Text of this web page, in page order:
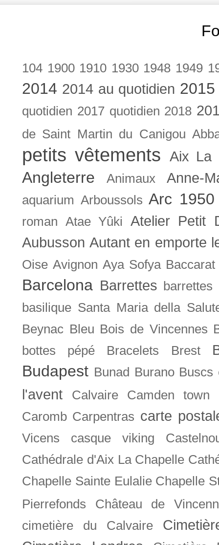
104 1900 1910 1930 1948 1949
2014 2014 au quotidien
quotidien 2017 quotidien 2018
de Saint Martin du Canigou
petits vêtements Aix La
Angleterre Animaux Anne-
aquarium Arboussols Arc 1950
roman Atae Yûki
Atelier Petit
Aubusson Autant en emporte
Oise Avignon Aya Sofya Baccarat
Barcelona Barrettes barrettes
basilique Santa Maria della
Beynac Bleu Bois de Vincennes
bottes pépé
Bracelets Brest
Budapest Bunad Burano Buscs
l'avent Calvaire Camden town
Caromb Carpentras carte
Vicens casque viking
Cathédrale d'Aix La Chapelle
Chapelle Sainte Eulalie Chapelle
Pierrefonds
Château de
cimetière du Calvaire